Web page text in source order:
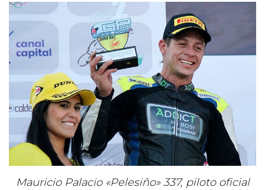
Mauricio Palacio «Pelesiño» 337, piloto oficial